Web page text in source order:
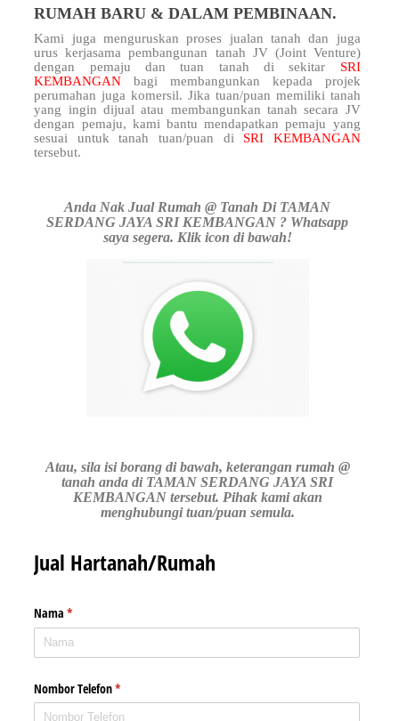
RUMAH BARU & DALAM PEMBINAAN.
Kami juga menguruskan proses jualan tanah dan juga
urus kerjasama pembangunan tanah JV (Joint Venture)
dengan pemaju dan tuan tanah di sekitar SRI
KEMBANGANbagi membangunkan kepada projek
perumahan juga komersil. Jika tuan/puan memiliki tanah
yang ingin dijual atau membangunkan tanah secara JV
dengan pemaju, kami bantu mendapatkan pemaju yang
sesuai untuk tanah tuan/puan di SRI KEMBANGAN
tersebut.
Anda Nak Jual Rumah @ Tanah Di TAMAN
SERDANG JAYA SRI KEMBANGAN ? Whatsapp
saya segera. Klik icon di bawah!
Atau, sila isi borang di bawah, keterangan rumah @
tanah anda di TAMAN SERDANG JAYA SRI
KEMBANGAN tersebut. Pihak kami akan
menghubungi tuan/puan semula.